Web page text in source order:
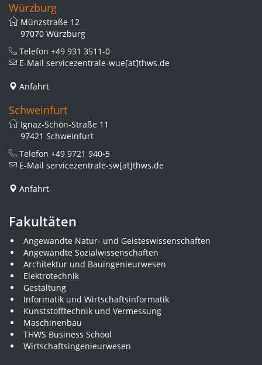
Würzburg
Münzstraße 12
97070 Würzburg
Telefon +49 931 3511-0
E-Mail servicezentrale-wue[at]thws.de
Anfahrt
Schweinfurt
Ignaz-Schön-Straße 11
97421 Schweinfurt
Telefon +49 9721 940-5
E-Mail servicezentrale-sw[at]thws.de
Anfahrt
Fakultäten
Angewandte Natur- und Geisteswissenschaften
Angewandte Sozialwissenschaften
Architektur und Bauingenieurwesen
Elektrotechnik
Gestaltung
Informatik und Wirtschaftsinformatik
Kunststofftechnik und Vermessung
Maschinenbau
THWS Business School
Wirtschaftsingenieurwesen